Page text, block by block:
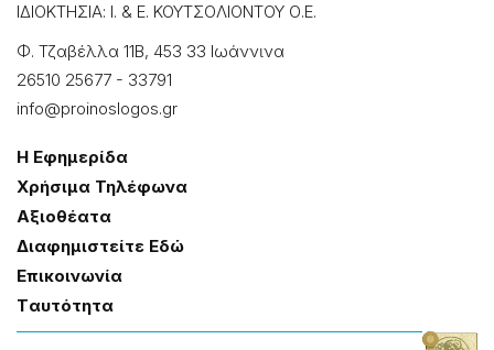
ΙΔΙΟΚΤΗΣΙΑ: Ι. & Ε. ΚΟΥΤΣΟΛΙΟΝΤΟΥ Ο.Ε.
Φ. Τζαβέλλα 11Β, 453 33 Ιωάννɩνα
26510 25677 - 33791
info@proinoslogos.gr
Η Εφημερίδα
Χρήσɩμα Τηλέφωνα
Αξɩοθέατα
Δɩαφημɩστείτε Εδώ
Επɩκοɩνωνία
Tαυτότητα